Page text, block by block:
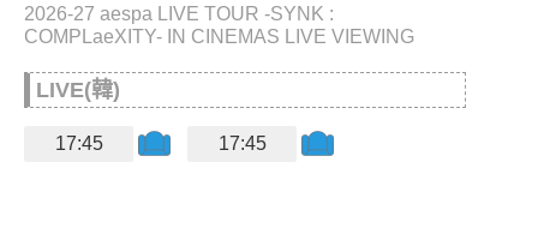
2026-27 aespa LIVE TOUR -SYNK :
COMPLaeXITY- IN CINEMAS LIVE VIEWING
LIVE(韓)
17:45 17:45